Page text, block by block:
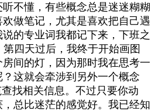
不懂，有些概念总是迷迷糊糊
做笔记，尤其是喜欢把自己遇
的专业词我都记下来，下班之
第四天过后，我终于开始画图
间的灯，因为那时我在思考一
这就会牵涉到另外一个概念
找相关信息。不过只要你动
总比迷茫的感觉好。我已经知